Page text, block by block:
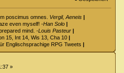
poscimus omnes. Vergil, Aeneis |
even myself!-Han Solo |
mind. -Louis Pasteur |
15, Int 14, Wis 13, Cha 10 |
Englischsprachige RPG Tweets|
»